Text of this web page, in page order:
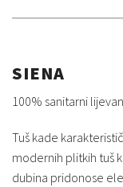
SIENA
100% sanitarni
Tuš kade
modernih plitkih tuš
dubina pridonose